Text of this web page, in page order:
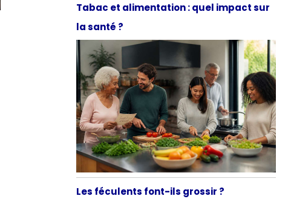
Tabac et alimentation : quel impact sur
la santé ?
Les féculents font-ils grossir ?